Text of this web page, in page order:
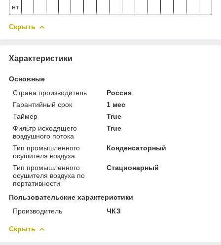
нт
Скрыть
Характеристики
Основные
Страна производитель
Россия
Гарантийный срок
1 мес
Таймер
True
Фильтр исходящего
воздушного потока
True
Тип промышленного
осушителя воздуха
Конденсаторный
Тип промышленного
осушителя воздуха по
портативности
Стационарный
Пользовательские характеристики
Производитель
ЧКЗ
Скрыть